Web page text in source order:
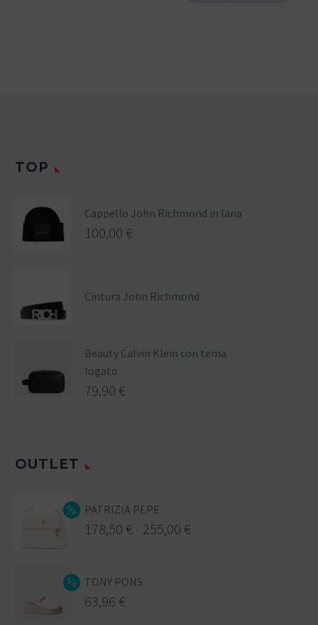
TOP
Cappello John Richmond in lana
100,00 €
Cintura John Richmond
Beauty Calvin Klein con tema
logato
79,90 €
OUTLET
PATRIZIA PEPE
178,50 € 255,00 €
TONY PONS
63,96 €